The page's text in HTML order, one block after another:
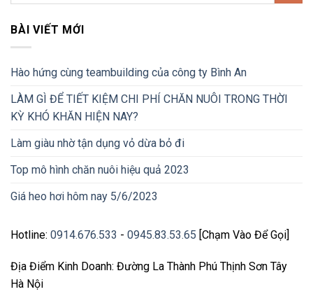
BÀI VIẾT MỚI
Hào hứng cùng teambuilding của công ty Bình An
LÀM GÌ ĐỂ TIẾT KIỆM CHI PHÍ CHĂN NUÔI TRONG THỜI
KỲ KHÓ KHĂN HIỆN NAY?
Làm giàu nhờ tận dụng vỏ dừa bỏ đi
Top mô hình chăn nuôi hiệu quả 2023
Giá heo hơi hôm nay 5/6/2023
Hotline: 0914.676.533 - 0945.83.53.65 [Chạm Vào Để Gọi]
Địa Điểm Kinh Doanh: Đường La Thành Phú Thịnh Sơn Tây
Hà Nội